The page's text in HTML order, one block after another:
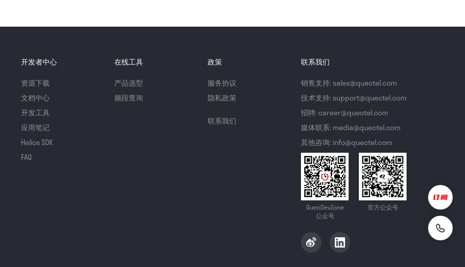
开发者中心
资源下载
文档中心
开发工具
应用笔记
Helios SDK
FAQ
在线工具
产品选型
频段查询
政策
服务协议
隐私政策
联系我们
联系我们
销售支持: sales@quectel.com
技术支持: support@quectel.com
招聘: career@quectel.com
媒体联系: media@quectel.com
其他咨询: info@quectel.com
QuecDevZone
公众号
官方公众号